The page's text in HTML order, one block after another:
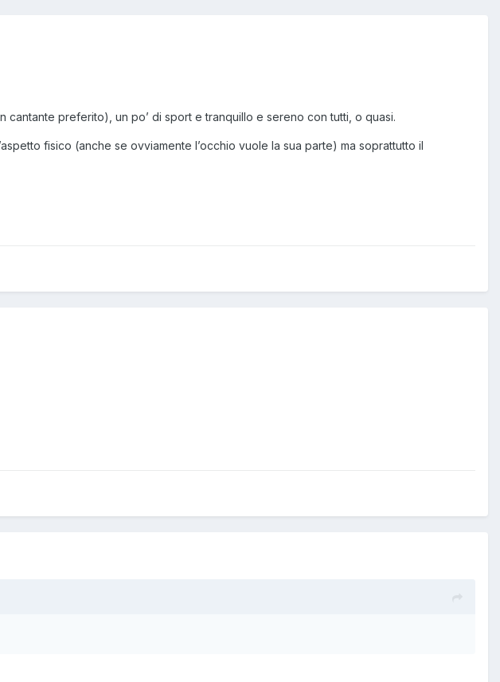
cantante preferito), un po’ di sport e tranquillo e sereno con tutti, o quasi.
fisico (anche se ovviamente l’occhio vuole la sua parte) ma soprattutto il